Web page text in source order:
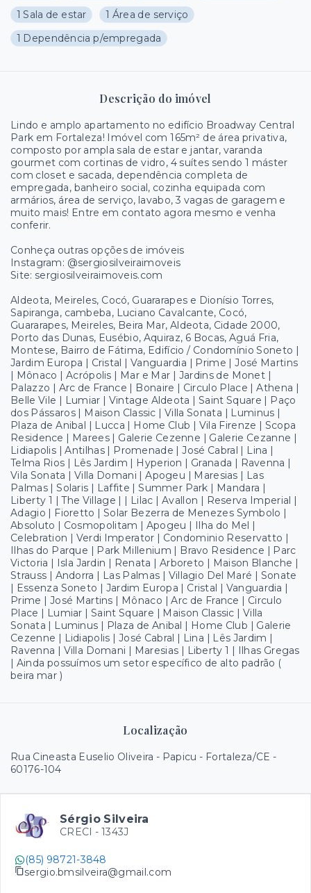
1 Sala de estar
1 Área de serviço
1 Dependência p/empregada
Descrição do imóvel
Lindo e amplo apartamento no edifício Broadway Central
Park em Fortaleza! Imóvel com 165m² de área privativa,
composto por ampla sala de estar e jantar, varanda
gourmet com cortinas de vidro, 4 suítes sendo 1 máster
com closet e sacada, dependência completa de
empregada, banheiro social, cozinha equipada com
armários, área de serviço, lavabo, 3 vagas de garagem e
muito mais! Entre em contato agora mesmo e venha
conferir.
Conheça outras opções de imóveis
Instagram: @sergiosilveiraimoveis
Site: sergiosilveiraimoveis.com
Aldeota, Meireles, Cocó, Guararapes e Dionísio Torres,
Sapiranga, cambeba, Luciano Cavalcante, Cocó,
Guararapes, Meireles, Beira Mar, Aldeota, Cidade 2000,
Porto das Dunas, Eusébio, Aquiraz, 6 Bocas, Aguá Fria,
Montese, Bairro de Fátima, Edifício / Condomínio Soneto |
Jardim Europa | Cristal | Vanguardia | Prime | José Martins
| Mônaco | Acrópolis | Mar e Mar | Jardins de Monet |
Palazzo | Arc de France | Bonaire | Circulo Place | Athena |
Belle Vile | Lumiar | Vintage Aldeota | Saint Square | Paço
dos Pássaros | Maison Classic | Villa Sonata | Luminus |
Plaza de Anibal | Lucca | Home Club | Vila Firenze | Scopa
Residence | Marees | Galerie Cezenne | Galerie Cezanne |
Lidiapolis | Antilhas | Promenade | José Cabral | Lina |
Telma Rios | Lês Jardim | Hyperion | Granada | Ravenna |
Vila Sonata | Villa Domani | Apogeu | Maresias | Las
Palmas | Solaris | Laffite | Summer Park | Mandara |
Liberty 1 | The Village | | Lilac | Avallon | Reserva Imperial |
Adagio | Fioretto | Solar Bezerra de Menezes Symbolo |
Absoluto | Cosmopolitam | Apogeu | Ilha do Mel |
Celebration | Verdi Imperator | Condominio Reservatto |
Ilhas do Parque | Park Millenium | Bravo Residence | Parc
Victoria | Isla Jardin | Renata | Arboreto | Maison Blanche |
Strauss | Andorra | Las Palmas | Villagio Del Maré | Sonate
| Essenza Soneto | Jardim Europa | Cristal | Vanguardia |
Prime | José Martins | Mônaco | Arc de France | Circulo
Place | Lumiar | Saint Square | Maison Classic | Villa
Sonata | Luminus | Plaza de Anibal | Home Club | Galerie
Cezenne | Lidiapolis | José Cabral | Lina | Lês Jardim |
Ravenna | Villa Domani | Maresias | Liberty 1 | Ilhas Gregas
| Ainda possuímos um setor específico de alto padrão (
beira mar )
Localização
Rua Cineasta Euselio Oliveira - Papicu - Fortaleza/CE -
60176-104
Sérgio Silveira
CRECI - 1343J
(85) 98721-3848
sergio.bmsilveira@gmail.com